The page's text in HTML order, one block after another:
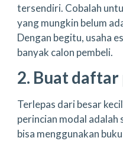
tersendiri. Cobalah
yang mungkin belum
Dengan begitu, usaha
banyak calon pembeli.
2. Buat
Terlepas dari besar
perincian modal adalah
bisa menggunakan